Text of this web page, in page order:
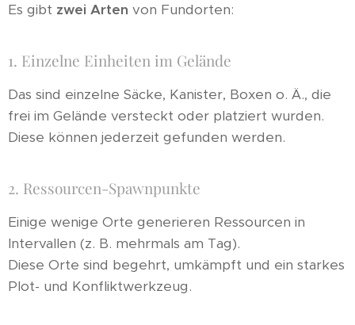
Es gibt zwei Arten von Fundorten:
1. Einzelne Einheiten im Gelände
Das sind einzelne Säcke, Kanister, Boxen o. Ä., die
frei im Gelände versteckt oder platziert wurden.
Diese können jederzeit gefunden werden.
2. Ressourcen-Spawnpunkte
Einige wenige Orte generieren Ressourcen in
Intervallen (z. B. mehrmals am Tag).
Diese Orte sind begehrt, umkämpft und ein starkes
Plot- und Konfliktwerkzeug.